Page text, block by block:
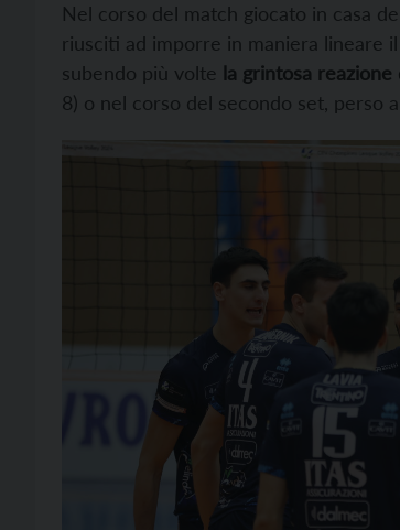
Nel corso del match giocato in casa
riusciti ad imporre in maniera lineare
subendo più volte la grintosa
8) o nel corso del secondo set, perso